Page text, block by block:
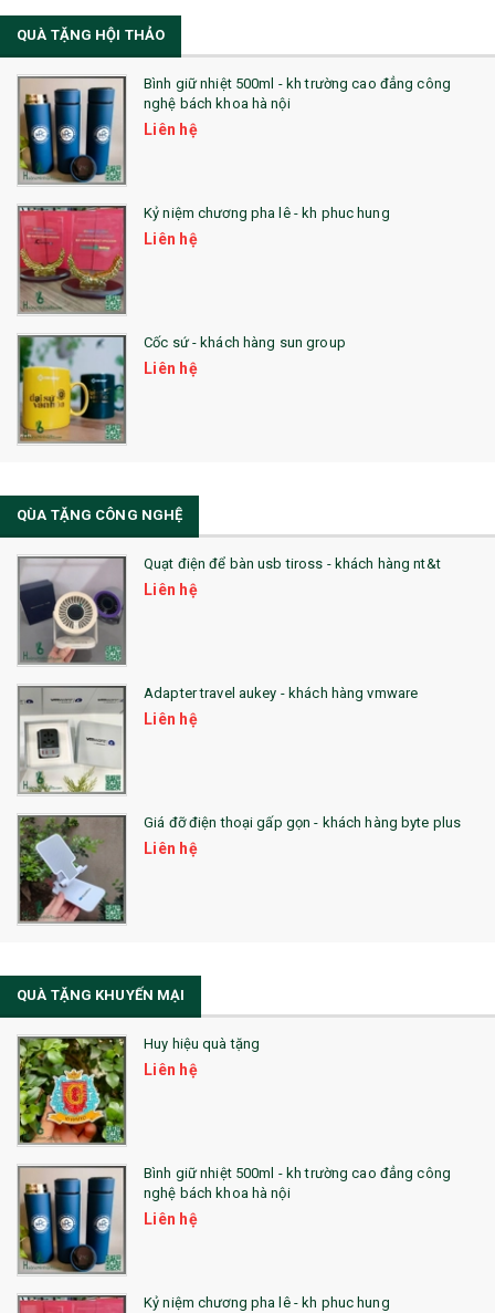
22. ĐỒNG HỒ ĐỂ BÀN
23. QÙA TẶNG ĐỘC ĐÁO
24. QÙA TẶNG PHA LÊ
25. QUÀ TẶNG GLASSLOCK
26. QUÀ TẶNG LUMINARC
28. BỘ ĐỒ ĂN CAO CẤP
29. MÓC KHOÁ
31. TÚI VẢI KHÔNG DỆT
32. TÚI VẢI BỐ
33. MŨ LƯỠI TRAI
36. QUẠT NHỰA QUẢNG CÁO
QUÀ TẶNG KHUYẾN MẠI
QUÀ TẶNG SX NHANH
QUÀ TẶNG HỘI THẢO
QUÀ TẶNG CÔNG NGHỆ
SẢN PHẨM ĐÃ THỰC HIỆN
QUÀ TẶNG SỨC KHỎE
SẢN PHẨM MỚI 2021
Sổ Sạc Đa Năng
La Fonte
QUÀ TẶNG HỘI THẢO
Bình giữ nhiệt 500ml - kh trường cao đẳng công
nghệ bách khoa hà nội
Liên hệ
Kỷ niệm chương pha lê - kh phuc hung
Liên hệ
Cốc sứ - khách hàng sun group
Liên hệ
QÙA TẶNG CÔNG NGHỆ
Quạt điện để bàn usb tiross - khách hàng nt&t
Liên hệ
Adapter travel aukey - khách hàng vmware
Liên hệ
Giá đỡ điện thoại gấp gọn - khách hàng byte plus
Liên hệ
QUÀ TẶNG KHUYẾN MẠI
Huy hiệu quà tặng
Liên hệ
Bình giữ nhiệt 500ml - kh trường cao đẳng công
nghệ bách khoa hà nội
Liên hệ
Kỷ niệm chương pha lê - kh phuc hung